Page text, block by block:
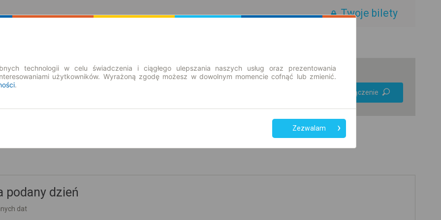
Twoje bilety
Znajdź połączenie
podany dzień
dat
technologii w celu świadczenia i ciągłego ulepszania naszych usług oraz prezentowania
użytkowników. Wyrażoną zgodę możesz w dowolnym momencie cofnąć lub zmienić.
.
Zezwalam